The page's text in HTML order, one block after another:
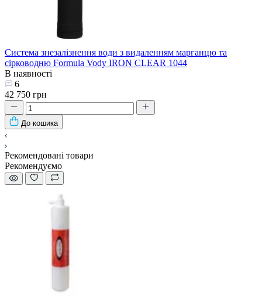
Система знезалізнення води з видаленням марганцю та
сірководню Formula Vody IRON CLEAR 1044
В наявності
6
42 750 грн
До кошика
Рекомендовані товари
Рекомендуємо